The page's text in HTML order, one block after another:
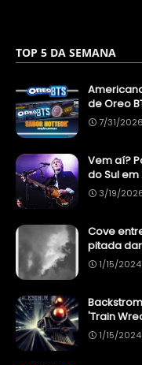
TOP 5 DA SEMANA
de Oreo
7/31/
Vem aí?
do Sul em
3/19/
Cove
pitada
1/15/
'Train
1/15/